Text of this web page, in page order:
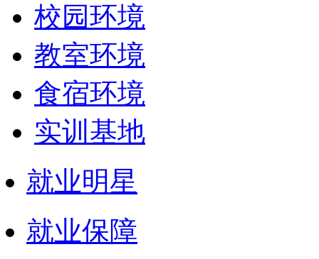
校园环境
教室环境
食宿环境
实训基地
就业明星
就业保障